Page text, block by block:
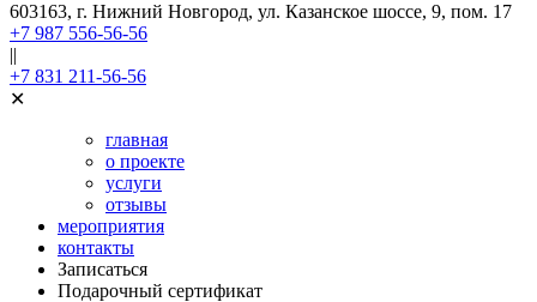
603163, г. Нижний Новгород, ул. Казанское шоссе, 9, пом. 17
+7 987 556-56-56
||
+7 831 211-56-56
✕
главная
о проекте
услуги
отзывы
мероприятия
контакты
Записаться
Подарочный сертификат